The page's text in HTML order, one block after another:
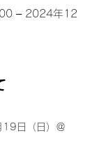
– 2024年12
日（日）＠